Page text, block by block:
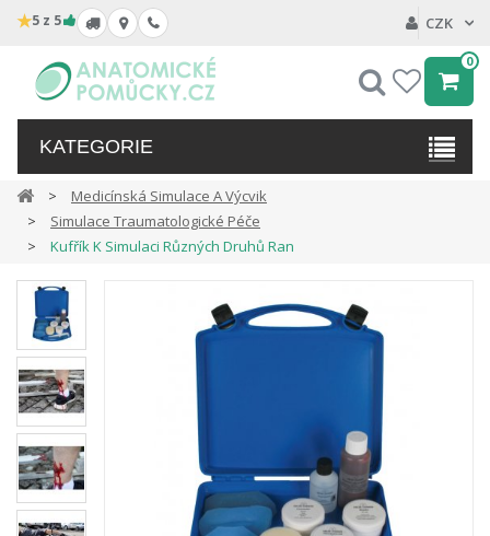
★5 z 5 CZK
My
wishlist
0
Hledat
KATEGORIE
Medicínská Simulace A Výcvik
Simulace Traumatologické Péče
Kufřík K Simulaci Různých Druhů Ran